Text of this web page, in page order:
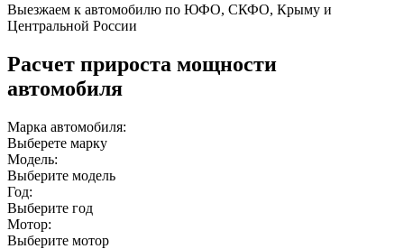
Выезжаем к автомобилю по ЮФО, СКФО, Крыму и
Центральной России
Расчет прироста мощности
автомобиля
Марка автомобиля:
Выберете марку
Модель:
Выберите модель
Год:
Выберите год
Мотор:
Выберите мотор